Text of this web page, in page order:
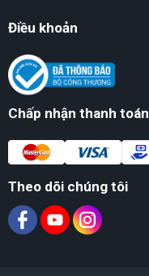
Điều khoản
Chấp nhận thanh toán
Theo dõi chúng tôi